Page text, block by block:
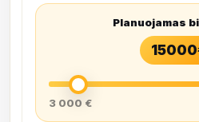
Planuojamas
15000
3 000 €